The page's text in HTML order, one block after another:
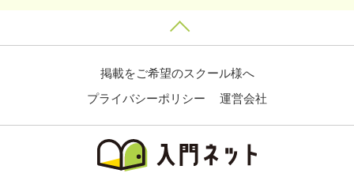
掲載をご希望のスクール様へ
プライバシーポリシー
運営会社